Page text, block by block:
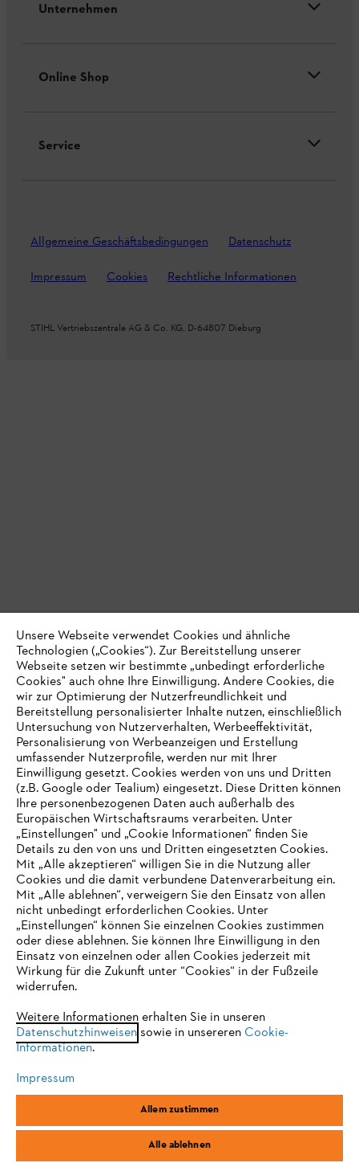
Unternehmen
Online Shop
Service
Allgemeine Geschäftsbedingungen Datenschutz
Impressum Cookies Rechtliche Informationen
STIHL Vertriebszentrale AG & Co. KG, D-64807 Dieburg
IHR BROWSER WIRD NICHT
UNTERSTÜTZT
eine optimale Nutzung unserer Seite empfehlen wir Ihnen, zu
einem der folgenden Browser zu wechseln:
Firefox Chrome
Unsere Webseite verwendet Cookies und ähnliche
Technologien („Cookies“). Zur Bereitstellung unserer
Webseite setzen wir bestimmte „unbedingt erforderliche
Cookies" auch ohne Ihre Einwilligung. Andere Cookies, die
wir zur Optimierung der Nutzerfreundlichkeit und
Bereitstellung personalisierter Inhalte nutzen, einschließlich
Untersuchung von Nutzerverhalten, Werbeeffektivität,
Personalisierung von Werbeanzeigen und Erstellung
umfassender Nutzerprofile, werden nur mit Ihrer
Einwilligung gesetzt. Cookies werden von uns und Dritten
(z.B. Google oder Tealium) eingesetzt. Diese Dritten können
Ihre personenbezogenen Daten auch außerhalb des
Europäischen Wirtschaftsraums verarbeiten. Unter
„Einstellungen" und „Cookie Informationen“ finden Sie
Details zu den von uns und Dritten eingesetzten Cookies.
Mit „Alle akzeptieren“ willigen Sie in die Nutzung aller
Cookies und die damit verbundene Datenverarbeitung ein.
Mit „Alle ablehnen“, verweigern Sie den Einsatz von allen
nicht unbedingt erforderlichen Cookies. Unter
„Einstellungen“ können Sie einzelnen Cookies zustimmen
oder diese ablehnen. Sie können Ihre Einwilligung in den
Einsatz von einzelnen oder allen Cookies jederzeit mit
Wirkung für die Zukunft unter “Cookies“ in der Fußzeile
widerrufen.
Weitere Informationen erhalten Sie in unseren
Datenschutzhinweisensowie in unsereren Cookie-
Informationen.
Impressum
Allem zustimmen
Alle ablehnen